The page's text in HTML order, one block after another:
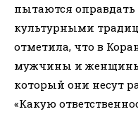
пытаются
культурными
отметила, что в
мужчины и женщины
который они несут
«Какую